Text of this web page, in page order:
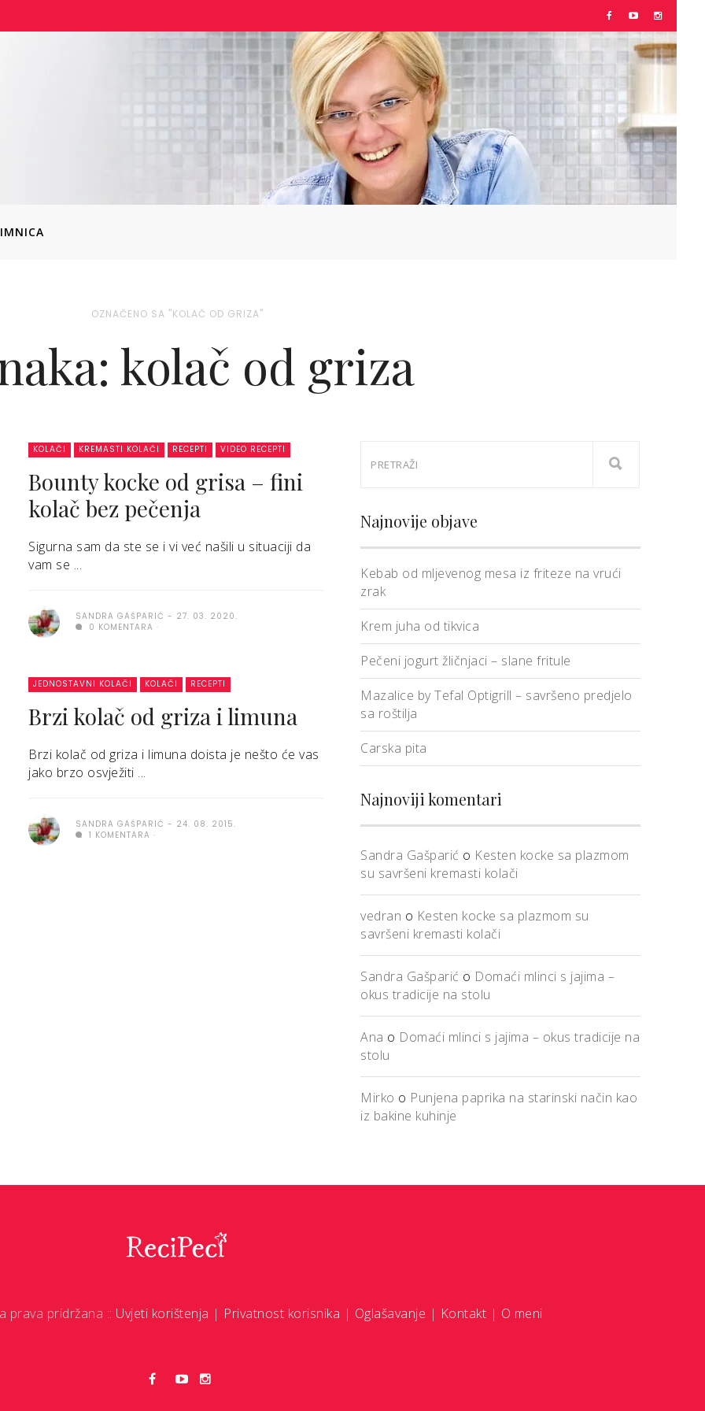
OZNAČENO SA "KOLAČ OD GRIZA"
kolač od griza
KOLAČI KREMASTI KOLAČI RECEPTI VIDEO RECEPTI
Bounty kocke od grisa – fini
kolač bez pečenja
Sigurna sam da ste se i vi već našili u situaciji da
vam se ...
SANDRA GAŠPARIĆ
27. 03. 2020.
0 KOMENTARA
JEDNOSTAVNI KOLAČI KOLAČI RECEPTI
Brzi kolač od griza i limuna
Brzi kolač od griza i limuna doista je nešto će vas
jako brzo osvježiti ...
SANDRA GAŠPARIĆ
24. 08. 2015.
1 KOMENTARA
Najnovije objave
Kebab od mljevenog mesa iz friteze na vrući
zrak
Krem juha od tikvica
Pečeni jogurt žličnjaci – slane fritule
Mazalice by Tefal Optigrill – savršeno predjelo
sa roštilja
Carska pita
Najnoviji komentari
Sandra Gašparić o Kesten kocke sa plazmom
su savršeni kremasti kolači
vedran o Kesten kocke sa plazmom su
savršeni kremasti kolači
Sandra Gašparić o Domaći mlinci s jajima –
okus tradicije na stolu
Ana o Domaći mlinci s jajima – okus tradicije na
stolu
Mirko o Punjena paprika na starinski način kao
iz bakine kuhinje
prava pridržana :: Uvjeti korištenja | Privatnost korisnika | Oglašavanje | Kontakt | O meni